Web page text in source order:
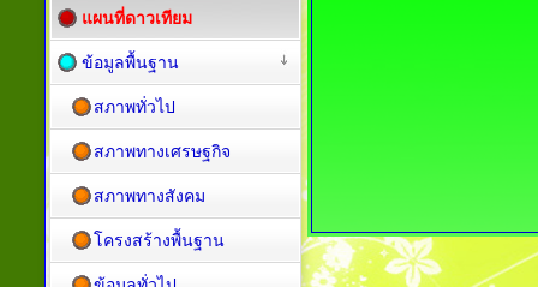
แผนที่ดาวเทียม
ข้อมูลพื้นฐาน
สภาพทั่วไป
สภาพทางเศรษฐกิจ
สภาพทางสังคม
โครงสร้างพื้นฐาน